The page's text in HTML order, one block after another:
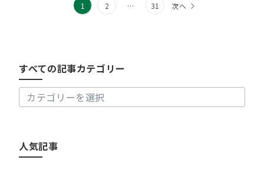
1 2 … 31 次へ
すべての記事カテゴリー
記
事
ー
人気記事